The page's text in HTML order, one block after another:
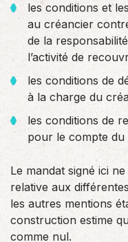
les conditions et
au créancier
de la
l’activité de
les conditions de
à la charge du
les conditions de
pour le compte du
Le mandat signé ici
relative aux
les autres mentions
construction estime
comme nul.